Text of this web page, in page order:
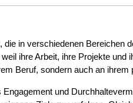
die in verschiedenen Bereichen
ihre Arbeit, ihre Projekte und
Beruf, sondern auch an
Engagement und